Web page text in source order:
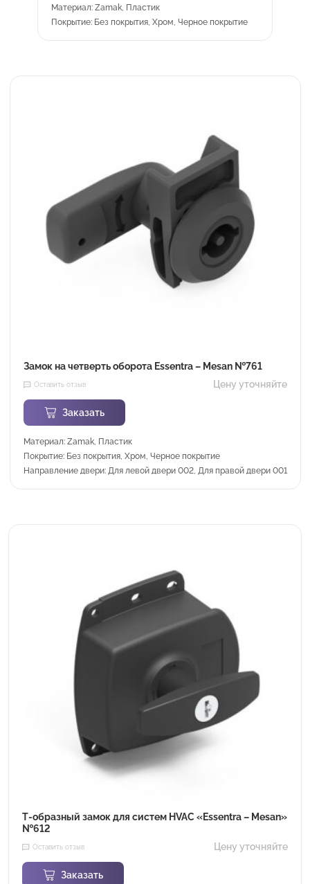
Материал: Zamak, Пластик
Покрытие: Без покрытия, Хром, Черное покрытие
Замок на четверть оборота Essentra – Mesan №761
Оставить отзыв Цену уточняйте
Заказать
Материал: Zamak, Пластик
Покрытие: Без покрытия, Хром, Черное покрытие
Направление двери: Для левой двери 002, Для правой двери 001
Т-образный замок для систем HVAC «Essentra – Mesan»
№612
Оставить отзыв Цену уточняйте
Заказать